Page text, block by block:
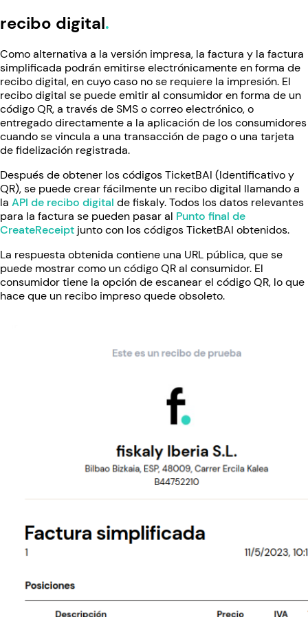
recibo digital
Como alternativa a la versión impresa, la factura y la factura
simplificada podrán emitirse electrónicamente en forma de
recibo digital, en cuyo caso no se requiere la impresión. El
recibo digital se puede emitir al consumidor en forma de un
código QR, a través de SMS o correo electrónico, o
entregado directamente a la aplicación de los consumidores
cuando se vincula a una transacción de pago o una tarjeta
de fidelización registrada.
Después de obtener los códigos TicketBAI (Identificativo y
QR), se puede crear fácilmente un recibo digital llamando a
la API de recibo digital de fiskaly. Todos los datos relevantes
para la factura se pueden pasar al Punto final de
CreateReceipt junto con los códigos TicketBAI obtenidos.
La respuesta obtenida contiene una URL pública, que se
puede mostrar como un código QR al consumidor. El
consumidor tiene la opción de escanear el código QR, lo que
hace que un recibo impreso quede obsoleto.